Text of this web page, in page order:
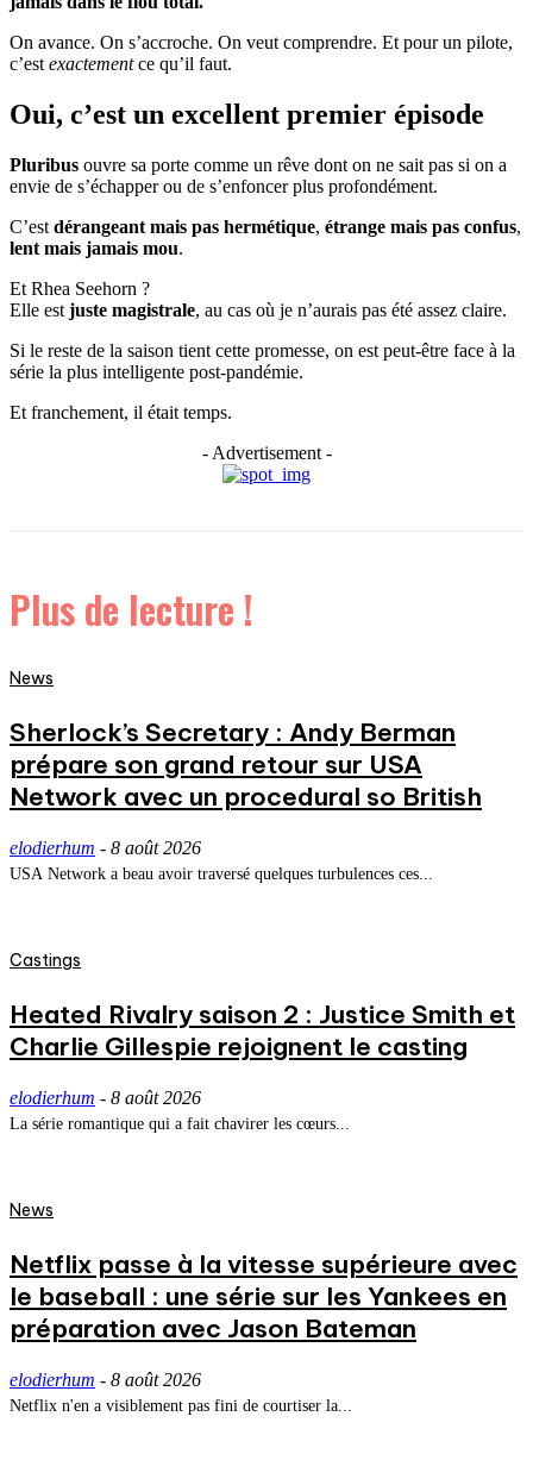
On avance. On s’accroche. On veut comprendre. Et pour un pilote,
c’est exactementce qu’il faut.
Oui, c’est un excellent premier épisode
Pluribus ouvre sa porte comme un rêve dont on ne sait pas si on a
envie de s’échapper ou de s’enfoncer plus profondément.
C’est dérangeant mais pas hermétique, étrange mais pas confus,
lent mais jamais mou.
Et Rhea Seehorn ?
Elle est juste magistrale, au cas où je n’aurais pas été assez claire.
Si le reste de la saison tient cette promesse, on est peut-être face à la
série la plus intelligente post-pandémie.
Et franchement, il était temps.
- Advertisement -
Plus de lecture !
News
Sherlock’s Secretary : Andy Berman
prépare son grand retour sur USA
Network avec un procedural so British
elodierhum - 8 août 2026
USA Network a beau avoir traversé quelques turbulences ces...
Castings
Heated Rivalry saison 2 : Justice Smith et
Charlie Gillespie rejoignent le casting
elodierhum - 8 août 2026
La série romantique qui a fait chavirer les cœurs...
News
Netflix passe à la vitesse supérieure avec
le baseball : une série sur les Yankees en
préparation avec Jason Bateman
elodierhum - 8 août 2026
Netflix n'en a visiblement pas fini de courtiser la...